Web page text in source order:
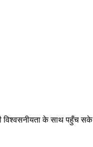
विश्वसनीयता के साथ पहुँच सके